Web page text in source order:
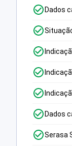
Dados
Dados
Serasa